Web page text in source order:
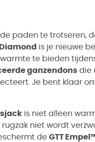
paden te trotseren,
is je nieuwe
te bieden
ganzendons die
Je bent klaar
is niet alleen
rugzak niet wordt
de GTT